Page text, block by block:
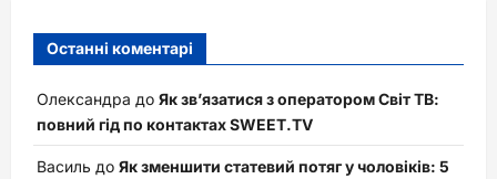
Останні коментарі
Олександра до Як зв’язатися з оператором Світ ТВ:
повний гід по контактах SWEET.TV
Василь до Як зменшити статевий потяг у чоловіків: 5